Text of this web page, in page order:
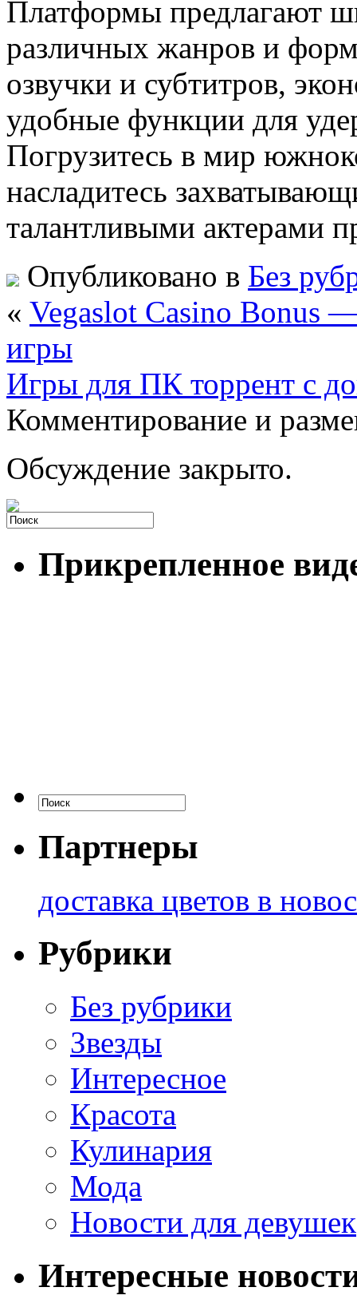
Платформы предлагают
различных жанров и
озвучки и субтитров,
удобные функции для
Погрузитесь в мир
насладитесь
талантливыми актерами
Опубликовано в Без
« Vegaslot Casino Bonus
игры
Игры для ПК торрент с
Комментирование и
Обсуждение закрыто.
Прикрепленное
Партнеры
доставка цветов в
Рубрики
Без рубрики
Звезды
Интересное
Красота
Кулинария
Мода
Новости для девушек
Интересные